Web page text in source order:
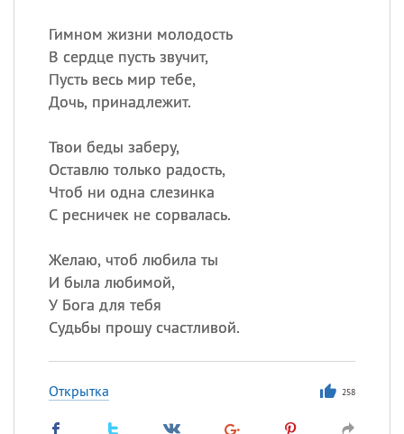
Гимном жизни молодость
В сердце пусть звучит,
Пусть весь мир тебе,
Дочь, принадлежит.
Твои беды заберу,
Оставлю только радость,
Чтоб ни одна слезинка
С ресничек не сорвалась.
Желаю, чтоб любила ты
И была любимой,
У Бога для тебя
Судьбы прошу счастливой.
Открытка 258